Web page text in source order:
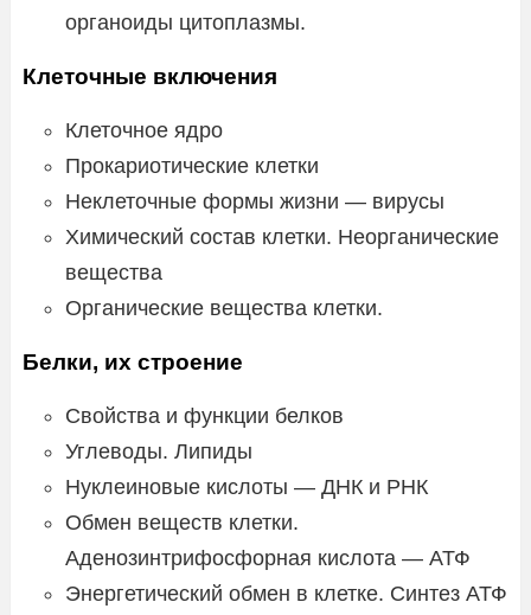
органоиды цитоплазмы.
Клеточные включения
Клеточное ядро
Прокариотические клетки
Неклеточные формы жизни — вирусы
Химический состав клетки. Неорганические
вещества
Органические вещества клетки.
Белки, их строение
Свойства и функции белков
Углеводы. Липиды
Нуклеиновые кислоты — ДНК и РНК
Обмен веществ клетки.
Аденозинтрифосфорная кислота — АТФ
Энергетический обмен в клетке. Синтез АТФ